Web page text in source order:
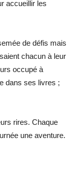
accueillir les
de défis mais
chacun à leur
occupé à
dans ses livres ;
rires. Chaque
une aventure.